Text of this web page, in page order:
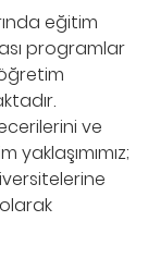
eğitim
programlar
ve